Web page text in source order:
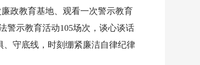
政教育基地、观看一次警示教育
警示教育活动105场次，谈心谈话
、守底线，时刻绷紧廉洁自律纪律